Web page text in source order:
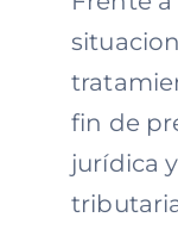
fin de
jurídica